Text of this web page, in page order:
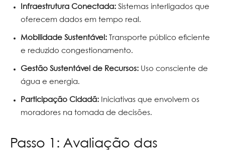
Infraestrutura Conectada: Sistemas interligados que
oferecem dados em tempo real.
Mobilidade Sustentável: Transporte público eficiente
e reduzido congestionamento.
Gestão Sustentável de Recursos: Uso consciente de
água e energia.
Participação Cidadã: Iniciativas que envolvem os
moradores na tomada de decisões.
Passo 1: Avaliação das